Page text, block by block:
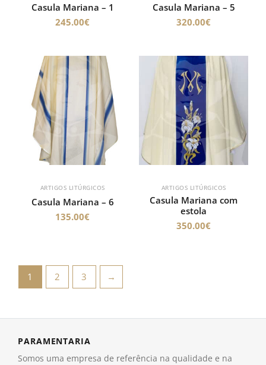
Casula Mariana – 1
245.00€
Casula Mariana – 5
320.00€
ARTIGOS LITÚRGICOS
Casula Mariana – 6
135.00€
ARTIGOS LITÚRGICOS
Casula Mariana com
estola
350.00€
1 2 3 →
PARAMENTARIA
Somos uma empresa de referência na qualidade e na